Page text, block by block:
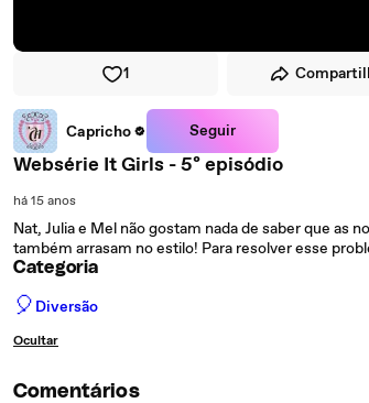
1
Capricho Seguir
Websérie It Girls - 5º episódio
há 15 anos
Nat, Julia e Mel não gostam nada de saber que as
também arrasam no estilo! Para resolver esse
Categoria
🎈 Diversão
Ocultar
Comentários